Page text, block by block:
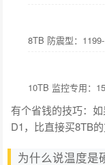
8TB 防震型：
10TB 监控专用：
有个省钱的技巧：
D1，比直接买8TB
为什么说温度是